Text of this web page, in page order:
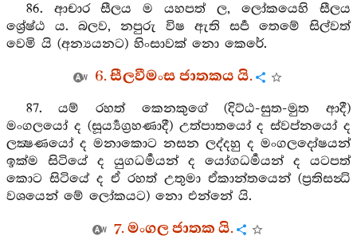
86. ආචාර සීලය ම යහපත් ල, ලෝකයෙහි සීලය
ශ්‍රේෂ්ඨ ය. බලව, නපුරු විෂ ඇති සර්‍ප තෙමේ සිල්වත්
වෙමි යි (අන්‍යයනට) හිංසාවක් නො කෙරේ.
6. සීලවීමංස ජාතකය යි.
87. යම් රහත් කෙනකුගේ (දිට්ඨ-සුත-මුත ආදී)
මංගලයෝ ද (සූර්‍ය්‍යග්‍රහණාදී) උත්පාතයෝ ද ස්වප්නයෝ ද
ලක්‍ෂණයෝ ද මනාකොට නසන ලද්දහු ද මංගලදෝෂයන්
ඉක්ම සිටියේ ද යුගධර්‍මයන් ද යෝගධර්‍මයන් ද යටපත්
කොට සිටියේ ද ඒ රහත් උතුමා ඒකාන්තයෙන් (ප්‍රතිසන්‍ධි
වශයෙන් මේ ලෝකයට) නො එන්නේ යි.
7. මංගල ජාතක යි.